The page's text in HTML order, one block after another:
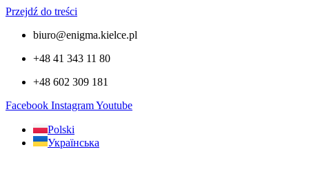
Przejdź do treści
biuro@enigma.kielce.pl
+48 41 343 11 80
+48 602 309 181
Facebook InstagramYoutube
Polski
Українська